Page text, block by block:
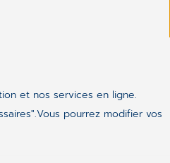
et nos services en ligne.
pourrez modifier vos